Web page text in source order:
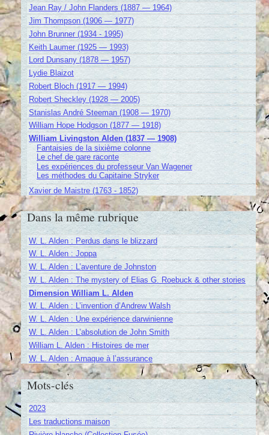
Jean Ray / John Flanders (1887 — 1964)
Jim Thompson (1906 — 1977)
John Brunner (1934 - 1995)
Keith Laumer (1925 — 1993)
Lord Dunsany (1878 — 1957)
Lydie Blaizot
Robert Bloch (1917 — 1994)
Robert Sheckley (1928 — 2005)
Stanislas André Steeman (1908 — 1970)
William Hope Hodgson (1877 — 1918)
William Livingston Alden (1837 — 1908)
Fantaisies de la sixième colonne
Le chef de gare raconte
Les expériences du professeur Van Wagener
Les méthodes du Capitaine Stryker
Xavier de Maistre (1763 - 1852)
Dans la même rubrique
W. L. Alden : Perdus dans le blizzard
W. L. Alden : Joppa
W. L. Alden : L’aventure de Johnston
W. L. Alden : The mystery of Elias G. Roebuck & other stories
Dimension William L. Alden
W. L. Alden : L’invention d’Andrew Walsh
W. L. Alden : Une expérience darwinienne
W. L. Alden : L’absolution de John Smith
William L. Alden : Histoires de mer
W. L. Alden : Arnaque à l’assurance
Mots-clés
2023
Les traductions maison